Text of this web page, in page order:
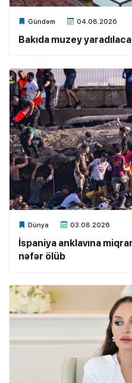
Gündəm 04.08.2026
Xalq.Online
Bakıda muzey
Dünya 03.08.2026
Xalq.Online
İspaniya anklavına
nəfər ölüb